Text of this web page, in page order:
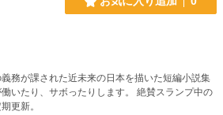
務が課された近未来の日本を描いた短編小説集
いたり、サボったりします。 絶賛スランプ中の
更新。